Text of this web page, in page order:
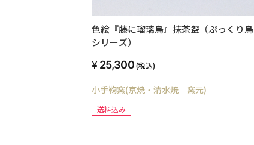
色絵『藤に瑠璃鳥』抹茶盌（ぷっくり鳥
シリーズ）
25,300(税込)
小手鞠窯(京焼・清水焼 窯元)
送料込み